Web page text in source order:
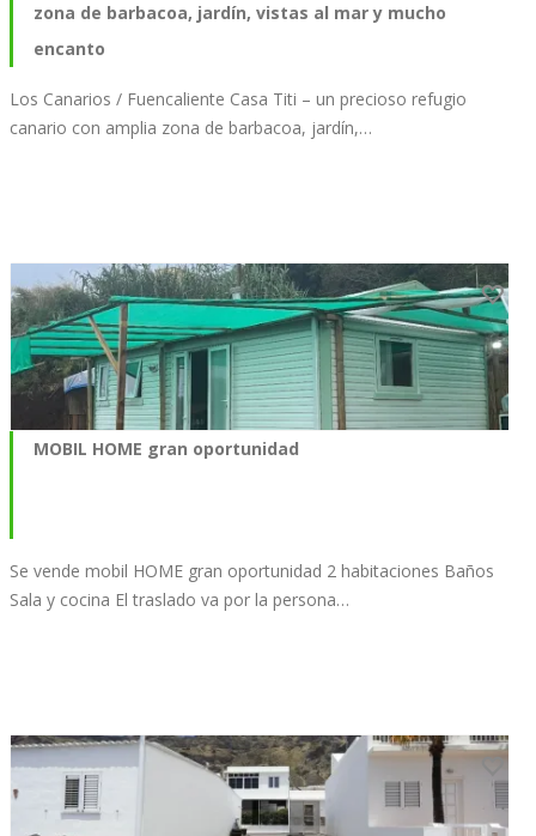
zona de barbacoa, jardín, vistas al mar y mucho
encanto
Los Canarios / Fuencaliente Casa Titi – un precioso refugio
canario con amplia zona de barbacoa, jardín,…
MOBIL HOME gran oportunidad
Se vende mobil HOME gran oportunidad 2 habitaciones Baños
Sala y cocina El traslado va por la persona…